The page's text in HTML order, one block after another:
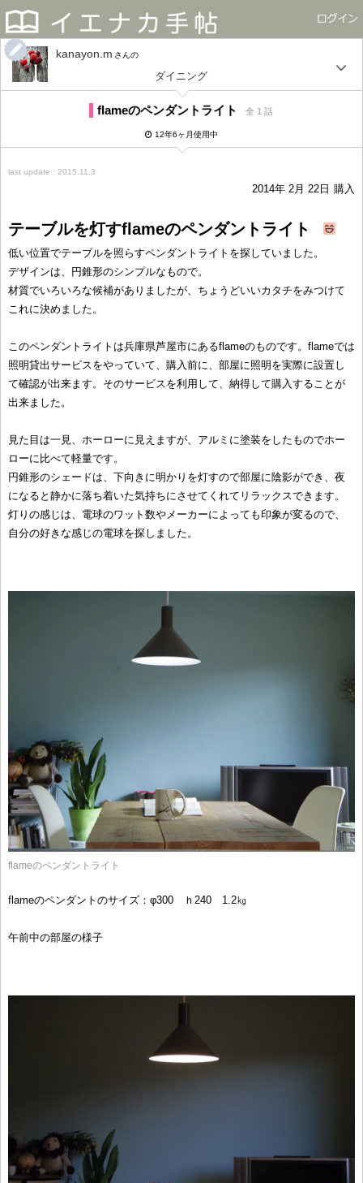
kanayon.m さん
ダイニング
flameのペンダントライト 全 1 話
12年6ヶ月使用中
last update : 2015.11.3
2014年 2月 22日 購入
テーブルを灯すflameのペンダントライト
低い位置でテーブルを照らすペンダントライトを探していました。
デザインは、円錐形のシンプルなもので。
材質でいろいろな候補がありましたが、ちょうどいいカタチをみつけて
これに決めました。
このペンダントライトは兵庫県芦屋市にあるflameのものです。flameでは
照明貸出サービスをやっていて、購入前に、部屋に照明を実際に設置し
て確認が出来ます。そのサービスを利用して、納得して購入することが
出来ました。
見た目は一見、ホーローに見えますが、アルミに塗装をしたものでホー
ローに比べて軽量です。
円錐形のシェードは、下向きに明かりを灯すので部屋に陰影ができ、夜
になると静かに落ち着いた気持ちにさせてくれてリラックスできます。
灯りの感じは、電球のワット数やメーカーによっても印象が変るので、
自分の好きな感じの電球を探しました。
flameのペンダントライト
flameのペンダントのサイズ：φ300 ｈ240 1.2㎏
午前中の部屋の様子